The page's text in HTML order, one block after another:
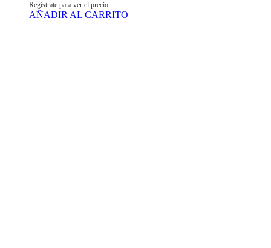
Regístrate para ver el precio
AÑADIR AL CARRITO